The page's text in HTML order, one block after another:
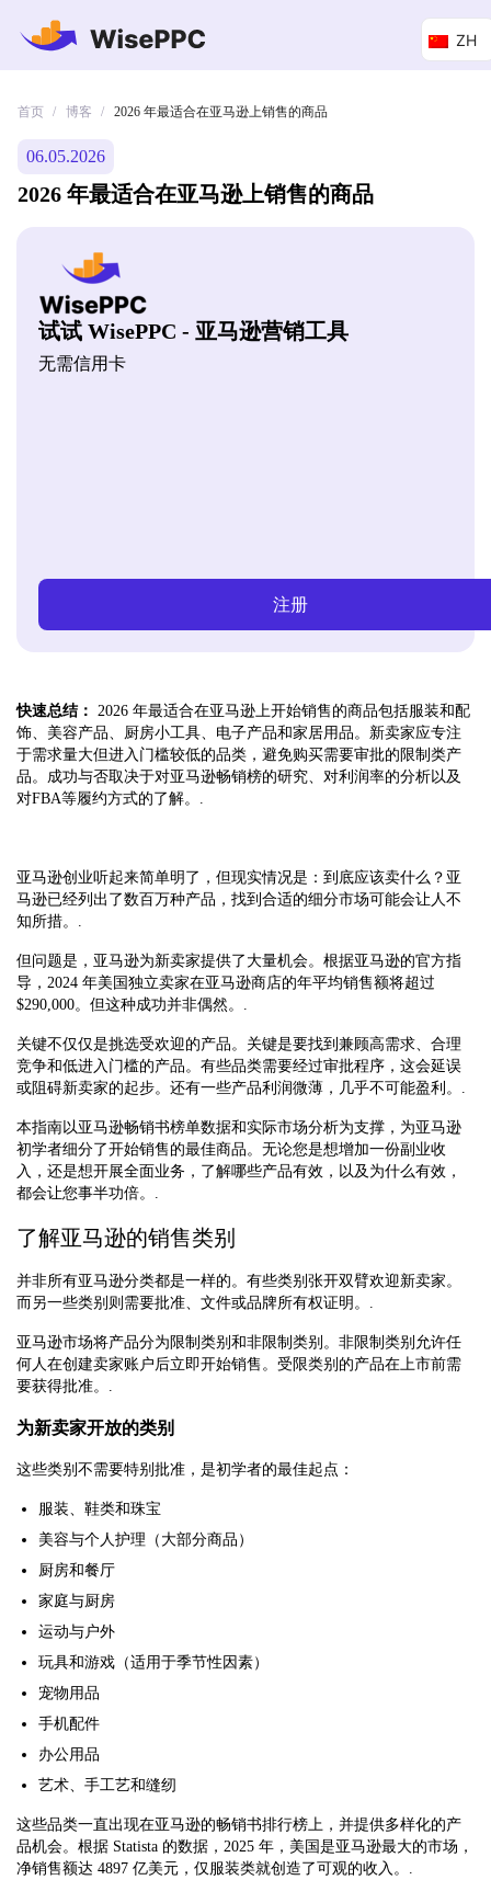
ZH
首页 / 博客 / 2026 年最适合在亚马逊上销售的商品
06.05.2026
2026 年最适合在亚马逊上销售的商品
试试 WisePPC - 亚马逊营销工具
无需信用卡
注册
快速总结： 2026 年最适合在亚马逊上开始销售的商品包括服装和配
饰、美容产品、厨房小工具、电子产品和家居用品。新卖家应专注
于需求量大但进入门槛较低的品类，避免购买需要审批的限制类产
品。成功与否取决于对亚马逊畅销榜的研究、对利润率的分析以及
对FBA等履约方式的了解。.
亚马逊创业听起来简单明了，但现实情况是：到底应该卖什么？亚
马逊已经列出了数百万种产品，找到合适的细分市场可能会让人不
知所措。.
但问题是，亚马逊为新卖家提供了大量机会。根据亚马逊的官方指
导，2024 年美国独立卖家在亚马逊商店的年平均销售额将超过
$290,000。但这种成功并非偶然。.
关键不仅仅是挑选受欢迎的产品。关键是要找到兼顾高需求、合理
竞争和低进入门槛的产品。有些品类需要经过审批程序，这会延误
或阻碍新卖家的起步。还有一些产品利润微薄，几乎不可能盈利。.
本指南以亚马逊畅销书榜单数据和实际市场分析为支撑，为亚马逊
初学者细分了开始销售的最佳商品。无论您是想增加一份副业收
入，还是想开展全面业务，了解哪些产品有效，以及为什么有效，
都会让您事半功倍。.
了解亚马逊的销售类别
并非所有亚马逊分类都是一样的。有些类别张开双臂欢迎新卖家。
而另一些类别则需要批准、文件或品牌所有权证明。.
亚马逊市场将产品分为限制类别和非限制类别。非限制类别允许任
何人在创建卖家账户后立即开始销售。受限类别的产品在上市前需
要获得批准。.
为新卖家开放的类别
这些类别不需要特别批准，是初学者的最佳起点：
服装、鞋类和珠宝
美容与个人护理（大部分商品）
厨房和餐厅
家庭与厨房
运动与户外
玩具和游戏（适用于季节性因素）
宠物用品
手机配件
办公用品
艺术、手工艺和缝纫
这些品类一直出现在亚马逊的畅销书排行榜上，并提供多样化的产
品机会。根据 Statista 的数据，2025 年，美国是亚马逊最大的市场，
净销售额达 4897 亿美元，仅服装类就创造了可观的收入。.